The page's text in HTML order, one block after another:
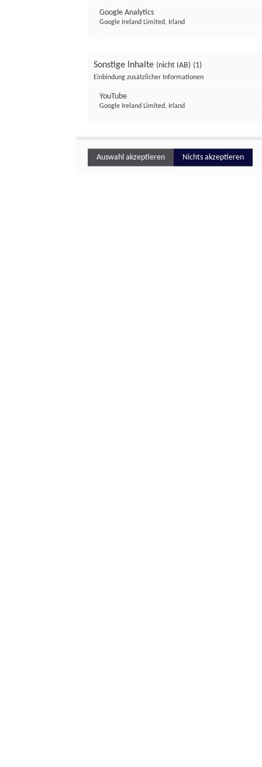
Google Analytics
Google Ireland Limited, Irland
Sonstige Inhalte (nicht IAB) (1)
Einbindung zusätzlicher Informationen
YouTube
Google Ireland Limited, Irland
Auswahl akzeptieren Nichts akzeptieren